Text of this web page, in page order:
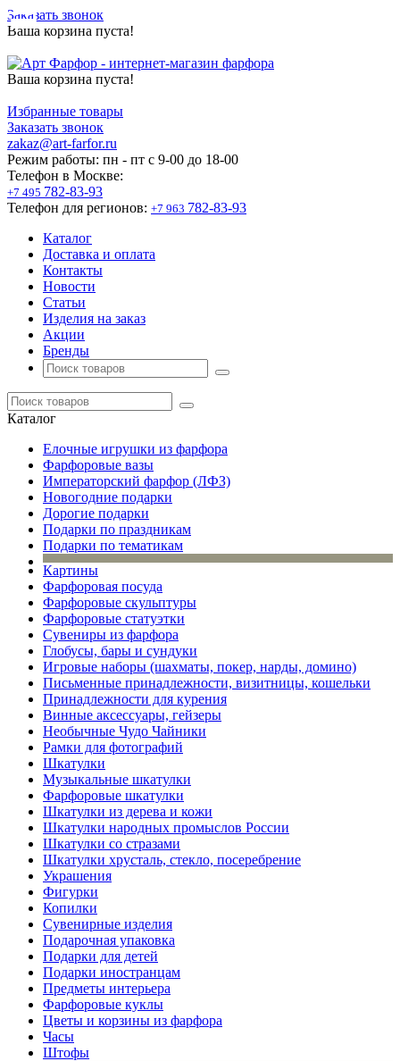
Заказать звонок
Ваша корзина пуста!
Ваша корзина пуста!
Избранные товары
Заказать звонок
zakaz@art-farfor.ru
Режим работы: пн - пт c 9-00 до 18-00
Телефон в Москве:
+7 495 782-83-93
Телефон для регионов: +7 963 782-83-93
Каталог
Доставка и оплата
Контакты
Новости
Статьи
Изделия на заказ
Акции
Бренды
Каталог
Елочные игрушки из фарфора
Фарфоровые вазы
Императорский фарфор (ЛФЗ)
Новогодние подарки
Дорогие подарки
Подарки по праздникам
Подарки по тематикам
Картины
Фарфоровая посуда
Фарфоровые скульптуры
Фарфоровые статуэтки
Сувениры из фарфора
Глобусы, бары и сундуки
Игровые наборы (шахматы, покер, нарды, домино)
Письменные принадлежности, визитницы, кошельки
Принадлежности для курения
Винные аксессуары, гейзеры
Необычные Чудо Чайники
Рамки для фотографий
Шкатулки
Музыкальные шкатулки
Фарфоровые шкатулки
Шкатулки из дерева и кожи
Шкатулки народных промыслов России
Шкатулки со стразами
Шкатулки хрусталь, стекло, посеребрение
Украшения
Фигурки
Копилки
Сувенирные изделия
Подарочная упаковка
Подарки для детей
Подарки иностранцам
Предметы интерьера
Фарфоровые куклы
Цветы и корзины из фарфора
Часы
Штофы